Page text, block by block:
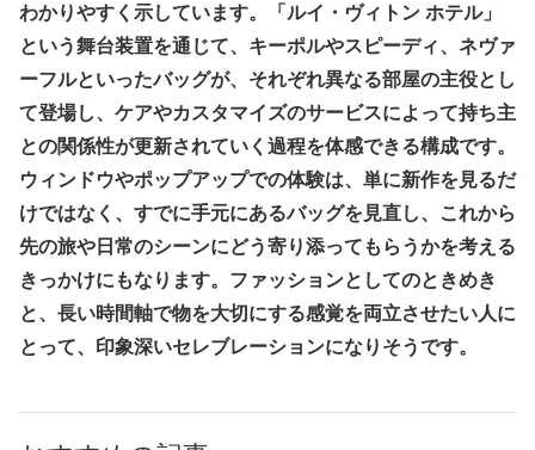
わかりやすく示しています。「ルイ・ヴィトン ホテル」
という舞台装置を通じて、キーポルやスピーディ、ネヴァ
ーフルといったバッグが、それぞれ異なる部屋の主役とし
て登場し、ケアやカスタマイズのサービスによって持ち主
との関係性が更新されていく過程を体感できる構成です。
ウィンドウやポップアップでの体験は、単に新作を見るだ
けではなく、すでに手元にあるバッグを見直し、これから
先の旅や日常のシーンにどう寄り添ってもらうかを考える
きっかけにもなります。ファッションとしてのときめき
と、長い時間軸で物を大切にする感覚を両立させたい人に
とって、印象深いセレブレーションになりそうです。